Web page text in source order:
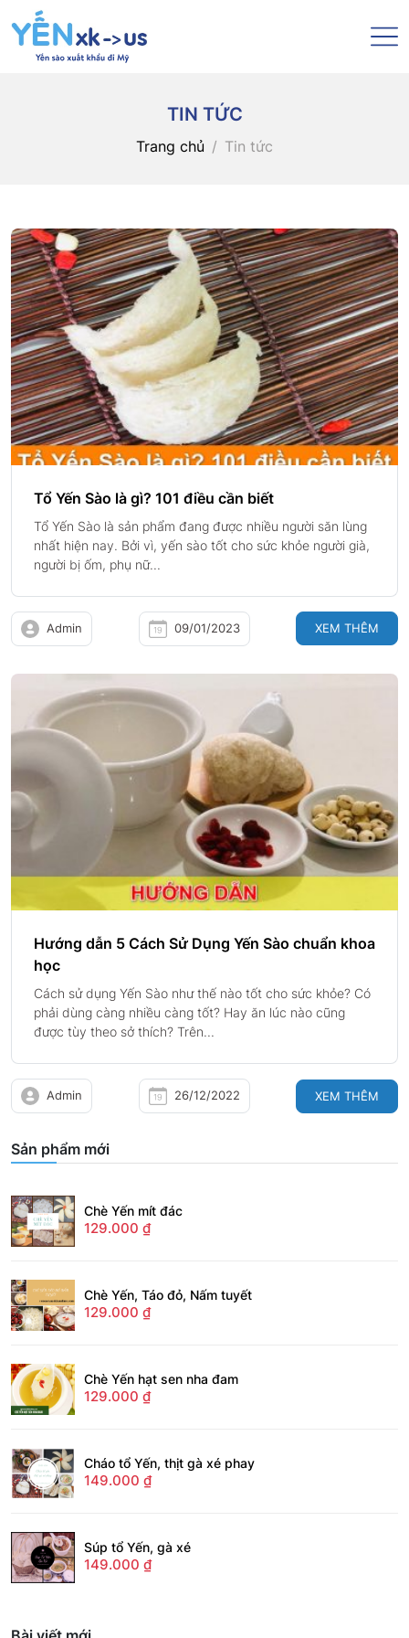
TIN TỨC
Trang chủ Tin tức
Tổ Yến Sào là gì? 101 điều cần biết
Tổ Yến Sào là sản phẩm đang được nhiều người săn lùng
nhất hiện nay. Bởi vì, yến sào tốt cho sức khỏe người già,
người bị ốm, phụ nữ...
Admin 09/01/2023 XEM THÊM
Hướng dẫn 5 Cách Sử Dụng Yến Sào chuẩn khoa
học
Cách sử dụng Yến Sào như thế nào tốt cho sức khỏe? Có
phải dùng càng nhiều càng tốt? Hay ăn lúc nào cũng
được tùy theo sở thích? Trên...
Admin 26/12/2022 XEM THÊM
Sản phẩm mới
Chè Yến mít đác
129.000 ₫
Chè Yến, Táo đỏ, Nấm tuyết
129.000 ₫
Chè Yến hạt sen nha đam
129.000 ₫
Cháo tổ Yến, thịt gà xé phay
149.000 ₫
Súp tổ Yến, gà xé
149.000 ₫